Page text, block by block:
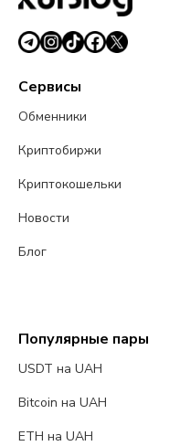
Сервисы
Обменники
Криптобиржи
Криптокошельки
Новости
Блог
Популярные пары
USDT на UAH
Bitcoin на UAH
ETH на UAH